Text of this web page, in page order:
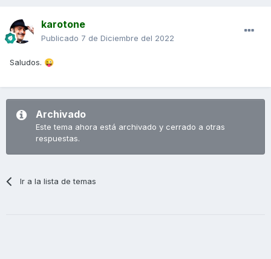
karotone
Publicado 7 de Diciembre del 2022
Saludos. 😜
Archivado
Este tema ahora está archivado y cerrado a otras
respuestas.
Ir a la lista de temas